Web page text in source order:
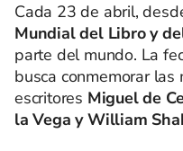
Cada 23 de abril,
Mundial del Libroy
parte del mundo. La
busca conmemorar
escritores Miguel de
la Vega y William